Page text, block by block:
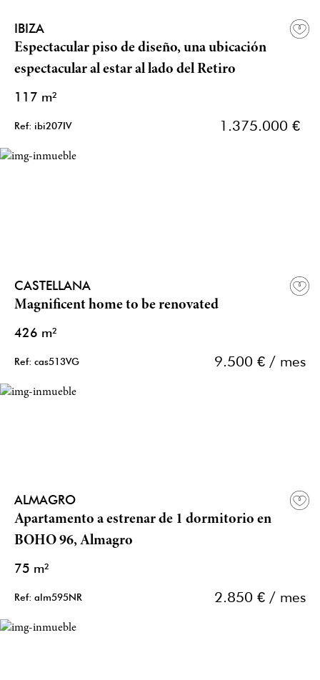
IBIZA
Espectacular piso de diseño, una ubicación
espectacular al estar al lado del Retiro
117 m²
Ref: ibi207IV 1.375.000 €
CASTELLANA
Magnificent home to be renovated
426 m²
Ref: cas513VG 9.500 € / mes
ALMAGRO
Apartamento a estrenar de 1 dormitorio en
BOHO 96, Almagro
75 m²
Ref: alm595NR 2.850 € / mes